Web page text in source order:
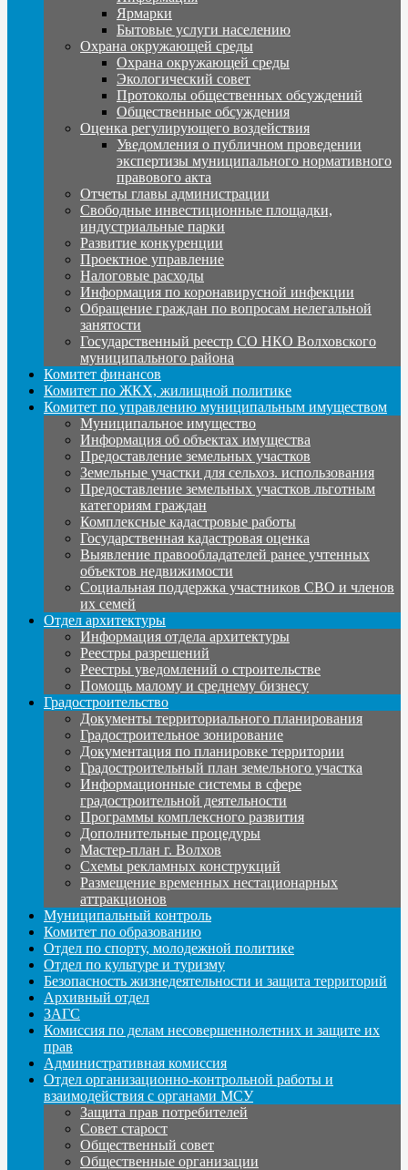
Ярмарки
Бытовые услуги населению
Охрана окружающей среды
Охрана окружающей среды
Экологический совет
Протоколы общественных обсуждений
Общественные обсуждения
Оценка регулирующего воздействия
Уведомления о публичном проведении
экспертизы муниципального нормативного
правового акта
Отчеты главы администрации
Свободные инвестиционные площадки,
индустриальные парки
Развитие конкуренции
Проектное управление
Налоговые расходы
Информация по коронавирусной инфекции
Обращение граждан по вопросам нелегальной
занятости
Государственный реестр СО НКО Волховского
муниципального района
Комитет финансов
Комитет по ЖКХ, жилищной политике
Комитет по управлению муниципальным имуществом
Муниципальное имущество
Информация об объектах имущества
Предоставление земельных участков
Земельные участки для сельхоз. использования
Предоставление земельных участков льготным
категориям граждан
Комплексные кадастровые работы
Государственная кадастровая оценка
Выявление правообладателей ранее учтенных
объектов недвижимости
Социальная поддержка участников СВО и членов
их семей
Отдел архитектуры
Информация отдела архитектуры
Реестры разрешений
Реестры уведомлений о строительстве
Помощь малому и среднему бизнесу
Градостроительство
Документы территориального планирования
Градостроительное зонирование
Документация по планировке территории
Градостроительный план земельного участка
Информационные системы в сфере
градостроительной деятельности
Программы комплексного развития
Дополнительные процедуры
Мастер-план г. Волхов
Схемы рекламных конструкций
Размещение временных нестационарных
аттракционов
Муниципальный контроль
Комитет по образованию
Отдел по спорту, молодежной политике
Отдел по культуре и туризму
Безопасность жизнедеятельности и защита территорий
Архивный отдел
ЗАГС
Комиссия по делам несовершеннолетних и защите их
прав
Административная комиссия
Отдел организационно-контрольной работы и
взаимодействия с органами МСУ
Защита прав потребителей
Совет старост
Общественный совет
Общественные организации